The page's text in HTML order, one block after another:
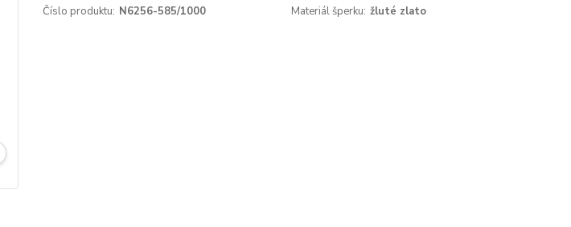
Číslo produktu: N6256-585/1000 Materiál šperku: žluté zlato